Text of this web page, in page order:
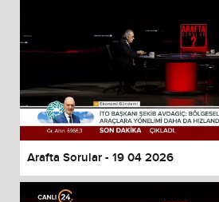
Arafta Sorular - 19 04 2026